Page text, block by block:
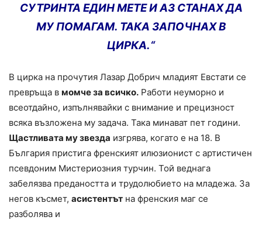
СУТРИНТА ЕДИН МЕТЕ И АЗ СТАНАХ ДА
МУ ПОМАГАМ. ТАКА ЗАПОЧНАХ В
ЦИРКА.“
В цирка на прочутия Лазар Добрич младият Евстати се
превръща в момче за всичко. Работи неуморно и
всеотдайно, изпълнявайки с внимание и прецизност
всяка възложена му задача. Така минават пет години.
Щастливата му звезда изгрява, когато е на 18. В
България пристига френският илюзионист с артистичен
псевдоним Мистериозния турчин. Той веднага
забелязва предаността и трудолюбието на младежа. За
негов късмет, асистентът на френския маг се
разболява и